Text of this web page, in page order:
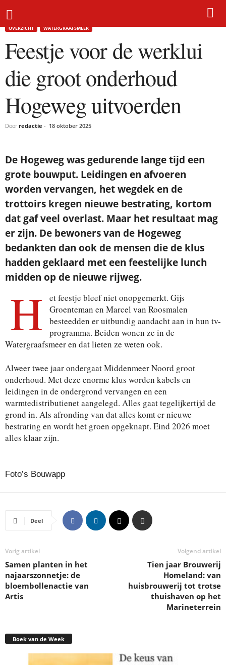
Home Feestje voor de werklui die groot onderhoud Hogeweg uitvoerden
OVERZICHT WATERGRAAFSMEER
Feestje voor de werklui
die groot onderhoud
Hogeweg uitvoerden
Door redactie - 18 oktober 2025
De Hogeweg was gedurende lange tijd een
grote bouwput. Leidingen en afvoeren
worden vervangen, het wegdek en de
trottoirs kregen nieuwe bestrating, kortom
dat gaf veel overlast. Maar het resultaat mag
er zijn. De bewoners van de Hogeweg
bedankten dan ook de mensen die de klus
hadden geklaard met een feestelijke lunch
midden op de nieuwe rijweg.
H
et feestje bleef niet onopgemerkt. Gijs
Groenteman en Marcel van Roosmalen
besteedden er uitbundig aandacht aan in hun tv-
programma. Beiden wonen ze in de
Watergraafsmeer en dat lieten ze weten ook.
Alweer twee jaar ondergaat Middenmeer Noord groot
onderhoud. Met deze enorme klus worden kabels en
leidingen in de ondergrond vervangen en een
warmtedistributienet aangelegd. Alles gaat tegelijkertijd de
grond in. Als afronding van dat alles komt er nieuwe
bestrating en wordt het groen opgeknapt. Eind 2026 moet
alles klaar zijn.
Foto’s Bouwapp
Deel
Vorig artikel
Samen planten in het
najaarszonnetje: de
bloembollenactie van
Artis
Volgend artikel
Tien jaar Brouwerij
Homeland: van
huisbrouwerij tot trotse
thuishaven op het
Marineterrein
Boek van de Week